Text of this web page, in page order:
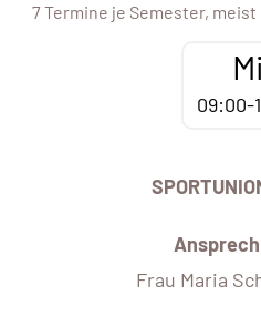
7 Termine je Semester, meist
Mi
09:00-
Frau Maria